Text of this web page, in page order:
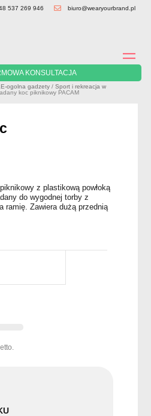
537 269 946 biuro@wearyourbrand.pl
KONSULTACJA
ogolna gadzety /Sport i rekreacja w
koc piknikowy PACAM
z plastikową powłoką
do wygodnej torby z
ramię. Zawiera dużą przednią